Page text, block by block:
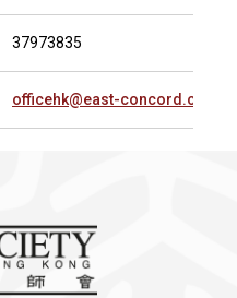
37973835
officehk@east-concord.com